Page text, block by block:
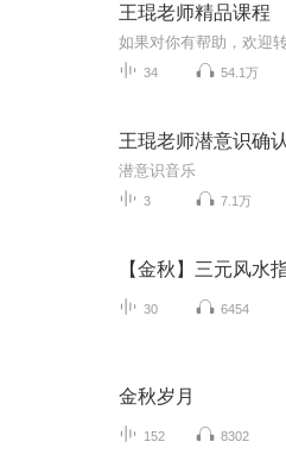
王琨老师精品课程
如果对你有帮助，欢迎
34 54.1万
王琨老师潜意识确认
潜意识音乐
3 7.1万
【金秋】三元风水
30 6454
金秋岁月
152 8302